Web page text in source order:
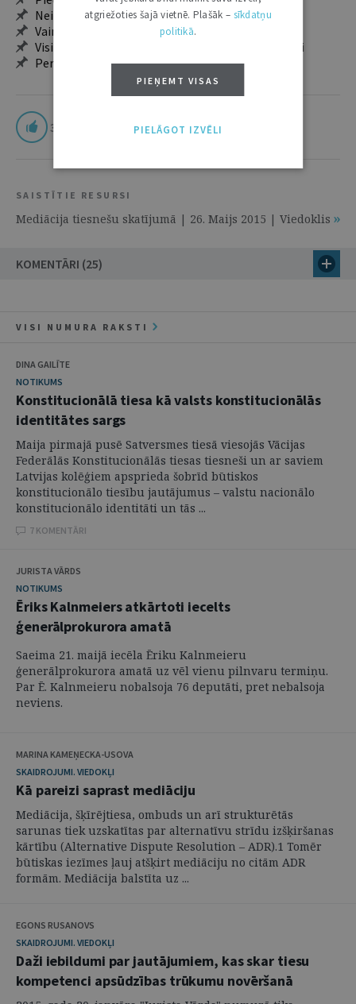
Neierobežota pieeja arhīvam – 24 h/7 d.
Vairāk nekā 18 000 rakstu un 2000 autoru
Visi tematiskie numuri un ikgadējie grāmatžurnāli
Personalizētās iespējas – piezīmes, citāti, mapes
3
SAISTĪTIE RESURSI
Mediācija tiesnešu skatījumā | 26. Maijs 2015 | Viedoklis
KOMENTĀRI (25)
VISI NUMURA RAKSTI
DINA GAILĪTE
NOTIKUMS
Konstitucionālā tiesa kā valsts konstitucionālās
identitātes sargs
Maija pirmajā pusē Satversmes tiesā viesojās Vācijas
Federālās Konstitucionālās tiesas tiesneši un ar saviem
Latvijas kolēģiem apsprieda šobrīd būtiskos
konstitucionālo tiesību jautājumus – valstu nacionālo
konstitucionālo identitāti un tās ...
7 KOMENTĀRI
JURISTA VĀRDS
NOTIKUMS
Ēriks Kalnmeiers atkārtoti iecelts
ģenerālprokurora amatā
Saeima 21. maijā iecēla Ēriku Kalnmeieru
ģenerālprokurora amatā uz vēl vienu pilnvaru termiņu.
Par Ē. Kalnmeieru nobalsoja 76 deputāti, pret nebalsoja
neviens.
MARINA KAMEŅECKA-USOVA
SKAIDROJUMI. VIEDOKĻI
Kā pareizi saprast mediāciju
Mediācija, šķīrējtiesa, ombuds un arī strukturētās
sarunas tiek uzskatītas par alternatīvu strīdu izšķiršanas
kārtību (Alternative Dispute Resolution – ADR).1 Tomēr
būtiskas iezīmes ļauj atšķirt mediāciju no citām ADR
formām. Mediācija balstīta uz ...
EGONS RUSANOVS
SKAIDROJUMI. VIEDOKĻI
Daži iebildumi par jautājumiem, kas skar tiesu
kompetenci apsūdzības trūkumu novēršanā
atgriežoties šajā vietnē. Plašāk – sīkdatņu
politikā.
PIEŅEMT VISAS
PIELĀGOT IZVĒLI